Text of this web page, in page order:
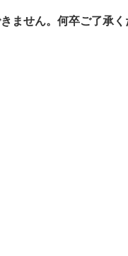
ません。何卒ご了承